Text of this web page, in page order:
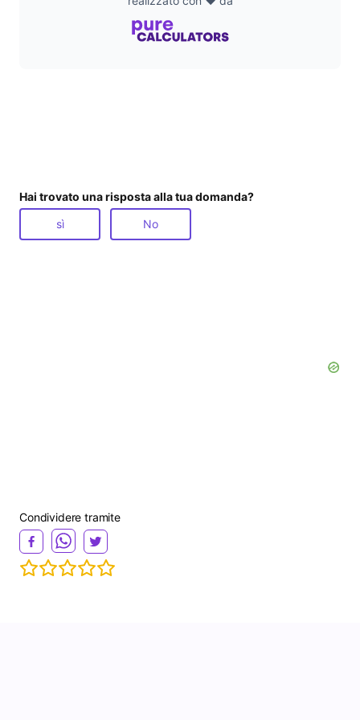
d
Hai trovato una risposta alla tua domanda?
sì No
Condividere tramite